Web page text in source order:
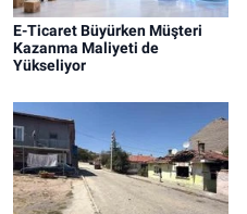
E-Ticaret Büyürken Müşteri
Kazanma Maliyeti de
Yükseliyor